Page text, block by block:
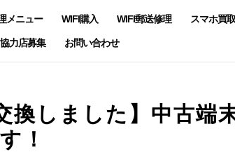
メニュー WIFI購入 WIFI郵送修理 スマホ買取
協力店募集 お問い合わせ
換しました】中古端
！